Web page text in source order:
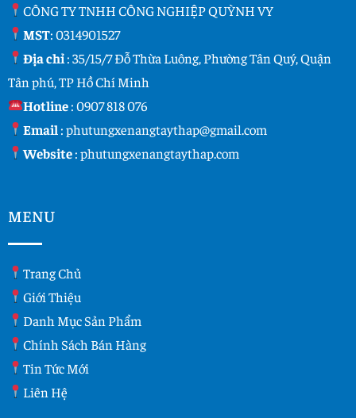
CÔNG TY TNHH CÔNG NGHIỆP QUỲNH VY
MST: 0314901527
Địa chỉ: 35/15/7 Đỗ Thừa Luông, Phường Tân Quý, Quận
Tân phú, TP Hồ Chí Minh
Hotline:0907 818 076
Email :phutungxenangtaythap@gmail.com
Website:phutungxenangtaythap.com
MENU
Trang Chủ
Giới Thiệu
Danh Mục Sản Phẩm
Chính Sách Bán Hàng
Tin Tức Mới
Liên Hệ